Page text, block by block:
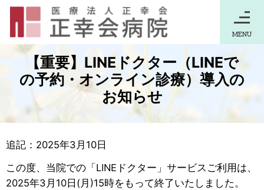
MENU
【重要】LINEドクター（LINEで
の予約・オンライン診療）導入の
お知らせ
追記：2025年3月10日
この度、当院での「LINEドクター」サービスご利用は、
2025年3月10日(月)15時をもって終了いたしました。